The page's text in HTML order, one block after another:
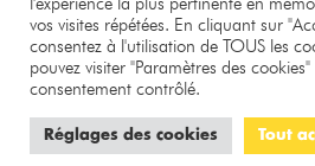
©Benjamin
À PROPOS LA
CONFIDENTIALITÉ
vos visites répétées. En cliquant sur
consentez à l'utilisation de TOUS les
pouvez visiter "Paramètres des
consentement contrôlé.
Réglages des cookies Tout